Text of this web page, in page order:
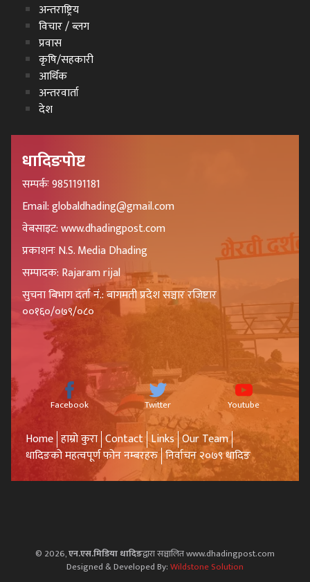
अन्तराष्ट्रिय
विचार / ब्लग
प्रवास
कृषि/सहकारी
आर्थिक
अन्तरवार्ता
देश
धादिङपोष्ट
सम्पर्कः 9851191181
Email: globaldhading@gmail.com
वेबसाइट: www.dhadingpost.com
प्रकाशनः N.S. Media Dhading
सम्पादक: Rajaram rijal
सुचना बिभाग दर्ता नं.: बागमती प्रदेश सञ्चार रजिष्टार
००१६०/०७९/०८०
Facebook Twitter Youtube
Home हाम्रो कुरा Contact Links Our Team
धादिङको महत्वपूर्ण फोन नम्बरहरु निर्वाचन २०७९ धादिङ
© 2026,एन.एस.मिडिया धादिङद्वारा सञ्चालित www.dhadingpost.com
Designed & Developed By:Wildstone Solution